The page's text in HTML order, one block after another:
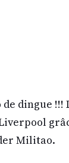
dingue !!!
Militao.